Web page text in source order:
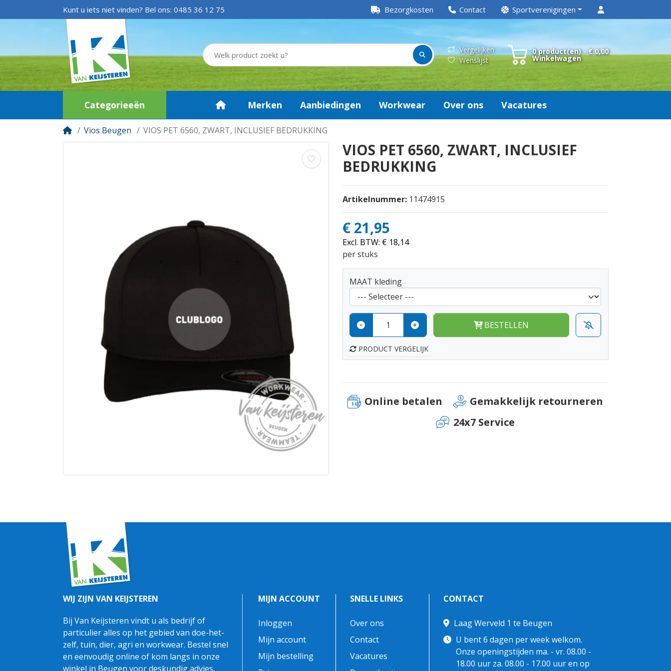
Kunt u iets niet vinden? Bel ons: 0485 36 12 75 Bezorgkosten Contact Sportverenigingen
Vergelijken
Wenslijst
Winkelwagen
0 product(en) - € 0,00
Categorieeën Merken Aanbiedingen Workwear Over ons Vacatures
Vios Beugen VIOS PET 6560, ZWART, INCLUSIEF BEDRUKKING
VIOS PET 6560, ZWART, INCLUSIEF
BEDRUKKING
Artikelnummer: 11474915
€ 21,95
Excl. BTW: € 18,14
per stuks
MAAT kleding
BESTELLEN
PRODUCT VERGELIJK
Online betalen
Gemakkelijk retourneren
24x7 Service
WIJ ZIJN VAN KEIJSTEREN
Bij Van Keijsteren vindt u als bedrijf of
particulier alles op het gebied van doe-het-
zelf, tuin, dier, agri en workwear. Bestel snel
en eenvoudig online of kom langs in onze
winkel in Beugen voor deskundig advies.
MIJN ACCOUNT
Inloggen
Mijn account
Mijn bestelling
SNELLE LINKS
Over ons
Contact
Vacatures
CONTACT
Laag Werveld 1 te Beugen
U bent 6 dagen per week welkom.
Onze openingstijden ma. - vr. 08.00 -
18.00 uur za. 08.00 - 17.00 uur en op